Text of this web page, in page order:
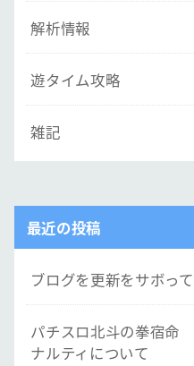
解析情報
遊タイム攻略
雑記
最近の投稿
ブログを更新をサボっ
パチスロ北斗の拳宿命
ナルティについて